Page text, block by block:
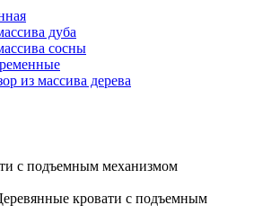
дуба
сосны
из массива дерева
с подъемным механизмом
кровати с подъемным